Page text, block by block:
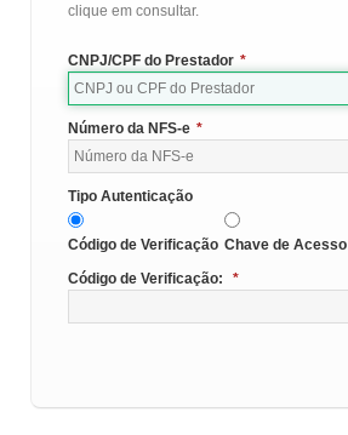
clique em consultar.
CNPJ/CPF do Prestador *
Número da NFS-e *
Tipo Autenticação
Código de Verificação Chave de Acesso
Código de Verificação:
*